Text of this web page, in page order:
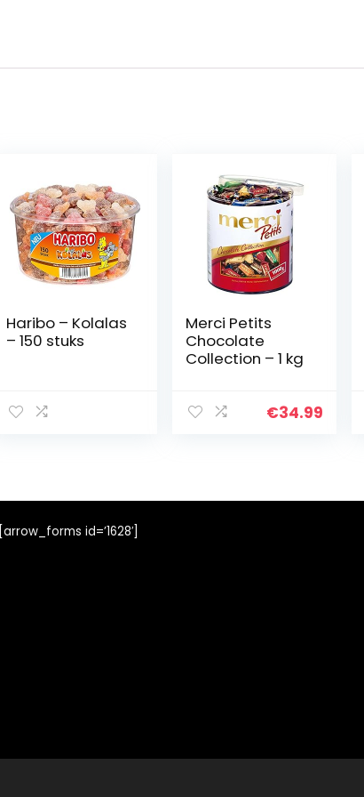
Haribo – Kolalas
– 150 stuks
Merci Petits
Chocolate
Collection – 1 kg
€34.99
[arrow_forms id=’1628′]